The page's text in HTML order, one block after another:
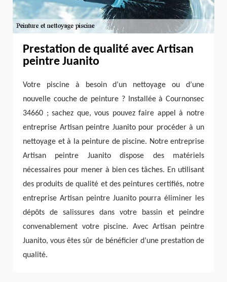
Prestation de qualité avec Artisan
peintre Juanito
Votre piscine à besoin d’un nettoyage ou d’une
nouvelle couche de peinture ? Installée à Cournonsec
34660 ; sachez que, vous pouvez faire appel à notre
entreprise Artisan peintre Juanito pour procéder à un
nettoyage et à la peinture de piscine. Notre entreprise
Artisan peintre Juanito dispose des matériels
nécessaires pour mener à bien ces tâches. En utilisant
des produits de qualité et des peintures certifiés, notre
entreprise Artisan peintre Juanito pourra éliminer les
dépôts de salissures dans votre bassin et peindre
convenablement votre piscine. Avec Artisan peintre
Juanito, vous êtes sûr de bénéficier d’une prestation de
qualité.